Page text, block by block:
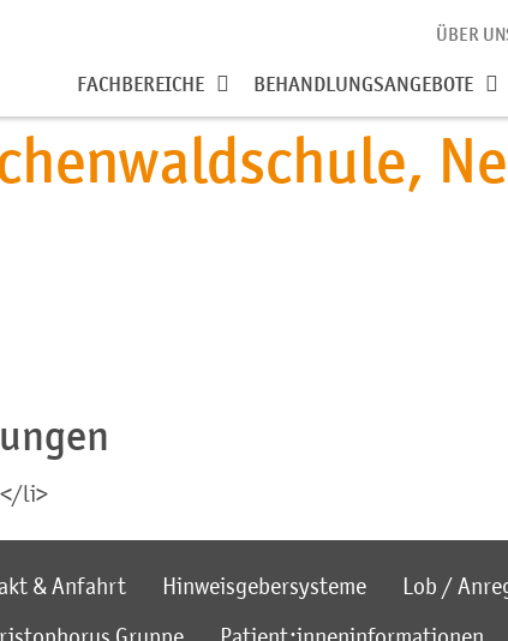
ÜBER
FACHBEREICHE BEHANDLUNGSANGEBOTE
li>
& Anfahrt Hinweisgebersysteme Lob /